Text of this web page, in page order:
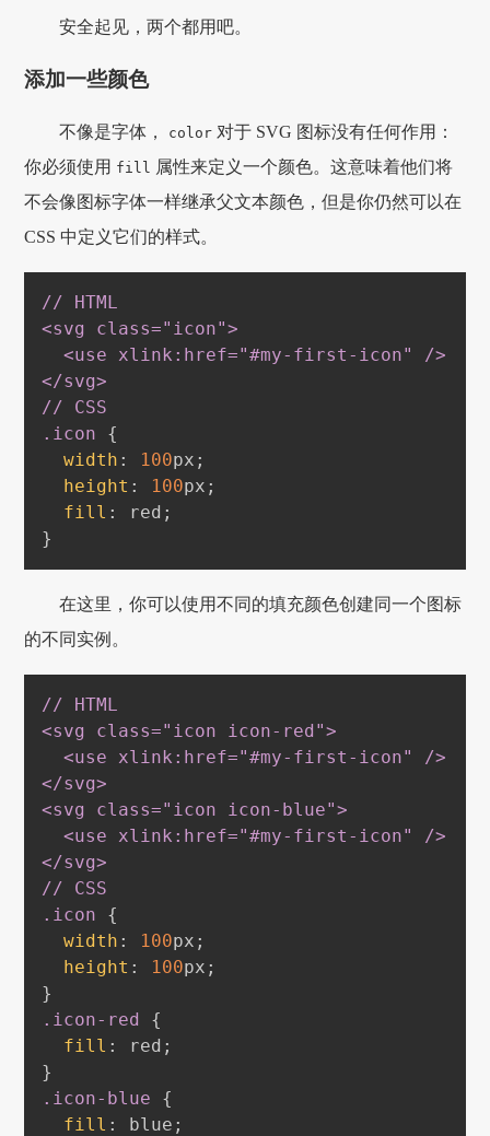
安全起见，两个都用吧。
添加一些颜色
不像是字体， color 对于 SVG 图标没有任何作用：
你必须使用 fill 属性来定义一个颜色。这意味着他们将
不会像图标字体一样继承父文本颜色，但是你仍然可以在
CSS 中定义它们的样式。
// HTML
<svg class="icon">
  <use xlink
:href="#my-first-icon" />
</svg>
.icon
{
width : 100px ;
height : 100px ;
fill : red ;
}
在这里，你可以使用不同的填充颜色创建同一个图标
的不同实例。
// HTML
<svg class="icon icon-red">
  <use xlink
:href="#my-first-icon" />
</svg>
<svg class="icon icon-blue">
  <use xlink
:href="#my-first-icon" />
</svg>
.icon
{
width : 100px ;
height : 100px ;
}
.icon-red
{
fill : red ;
}
.icon-blue
{
fill : blue ;